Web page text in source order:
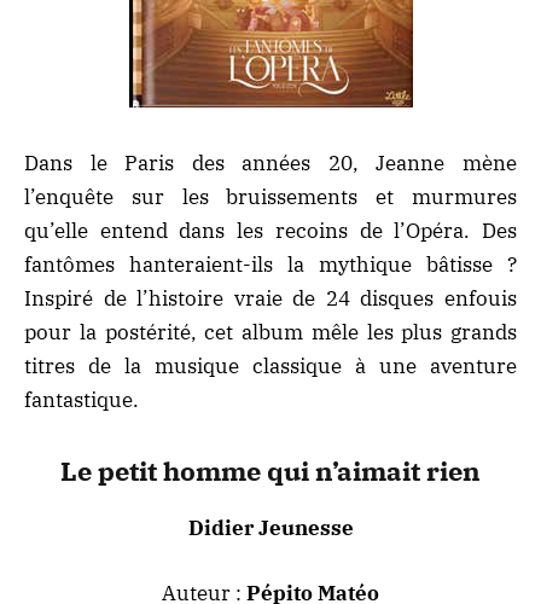
Dans le Paris des années 20, Jeanne mène
l’enquête sur les bruissements et murmures
qu’elle entend dans les recoins de l’Opéra. Des
fantômes hanteraient-ils la mythique bâtisse ?
Inspiré de l’histoire vraie de 24 disques enfouis
pour la postérité, cet album mêle les plus grands
titres de la musique classique à une aventure
fantastique.
Le petit homme qui n’aimait rien
Didier Jeunesse
Auteur : Pépito Matéo